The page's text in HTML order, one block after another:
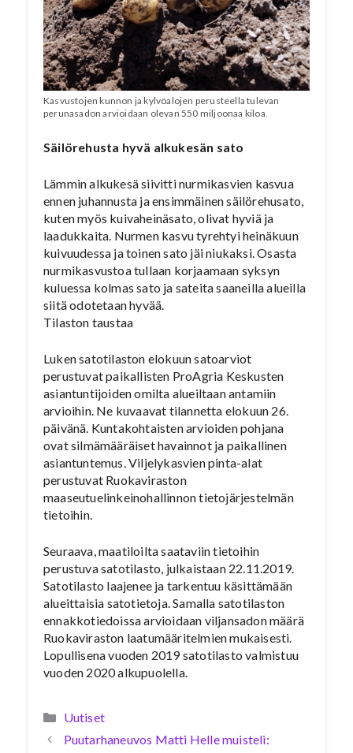
Kasvustojen kunnon ja kylvöalojen perusteella tulevan
perunasadon arvioidaan olevan 550 miljoonaa kiloa.
Säilörehusta hyvä alkukesän sato
Lämmin alkukesä siivitti nurmikasvien kasvua
ennen juhannusta ja ensimmäinen säilörehusato,
kuten myös kuivaheinäsato, olivat hyviä ja
laadukkaita. Nurmen kasvu tyrehtyi heinäkuun
kuivuudessa ja toinen sato jäi niukaksi. Osasta
nurmikasvustoa tullaan korjaamaan syksyn
kuluessa kolmas sato ja sateita saaneilla alueilla
siitä odotetaan hyvää.
Tilaston taustaa
Luken satotilaston elokuun satoarviot
perustuvat paikallisten ProAgria Keskusten
asiantuntijoiden omilta alueiltaan antamiin
arvioihin. Ne kuvaavat tilannetta elokuun 26.
päivänä. Kuntakohtaisten arvioiden pohjana
ovat silmämääräiset havainnot ja paikallinen
asiantuntemus. Viljelykasvien pinta-alat
perustuvat Ruokaviraston
maaseutuelinkeinohallinnon tietojärjestelmän
tietoihin.
Seuraava, maatiloilta saataviin tietoihin
perustuva satotilasto, julkaistaan 22.11.2019.
Satotilasto laajenee ja tarkentuu käsittämään
alueittaisia satotietoja. Samalla satotilaston
ennakkotiedoissa arvioidaan viljansadon määrä
Ruokaviraston laatumääritelmien mukaisesti.
Lopullisena vuoden 2019 satotilasto valmistuu
vuoden 2020 alkupuolella.
Kategoriat
Uutiset
Puutarhaneuvos Matti Helle muisteli: